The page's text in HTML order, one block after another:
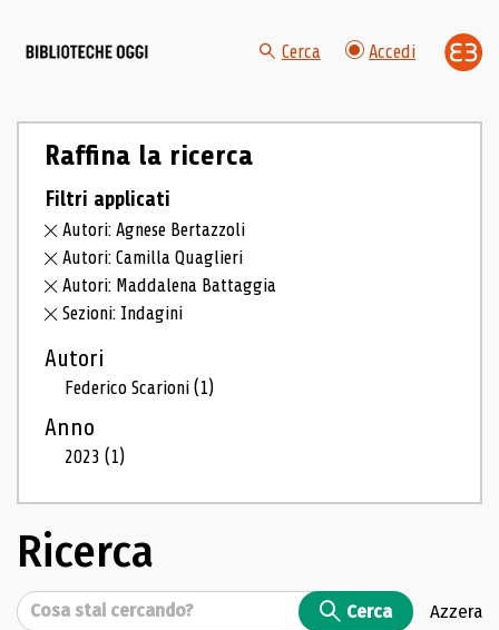
Cerca Accedi
Raffina la ricerca
Filtri applicati
Autori: Agnese Bertazzoli
Autori: Camilla Quaglieri
Autori: Maddalena Battaggia
Sezioni: Indagini
Autori
Federico Scarioni(1)
Anno
2023(1)
Ricerca
Cerca Cerca Azzera